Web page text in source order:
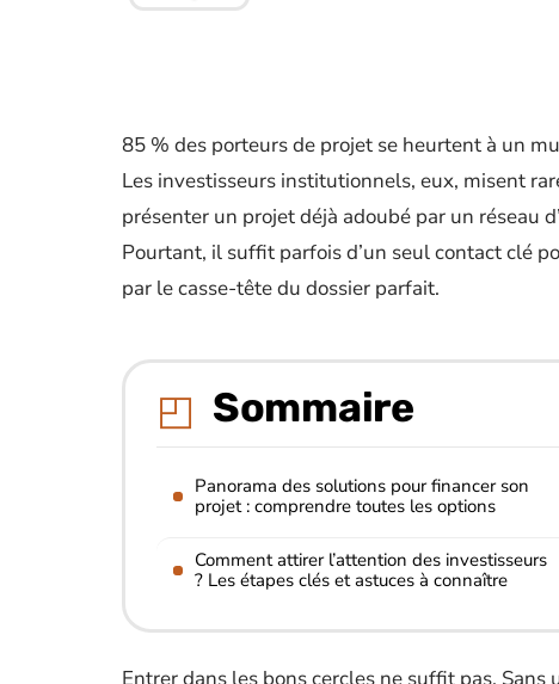
85 % des porteurs de projet se heurtent à un
Les investisseurs institutionnels, eux, misent
présenter un projet déjà adoubé par un réseau
Pourtant, il suffit parfois d’un seul contact clé
par le casse-tête du dossier parfait.
Sommaire
Panorama des solutions pour financer son
projet : comprendre toutes les options
Comment attirer l’attention des investisseurs
? Les étapes clés et astuces à connaître